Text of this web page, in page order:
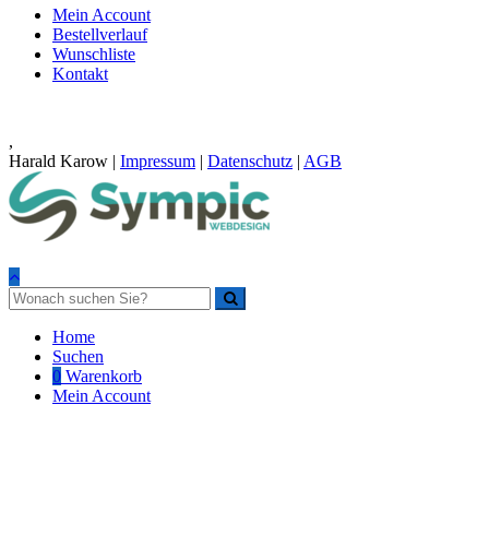
Mein Account
Bestellverlauf
Wunschliste
Kontakt
,
Harald Karow | Impressum | Datenschutz | AGB
Home
Suchen
0 Warenkorb
Mein Account